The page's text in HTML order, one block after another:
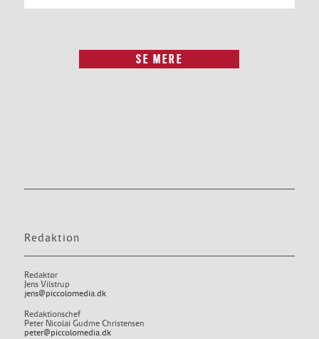
SE MERE
Redaktion
Redaktør
Jens Vilstrup
jens@piccolomedia.dk
Redaktionschef
Peter Nicolai Gudme Christensen
peter@piccolomedia.dk